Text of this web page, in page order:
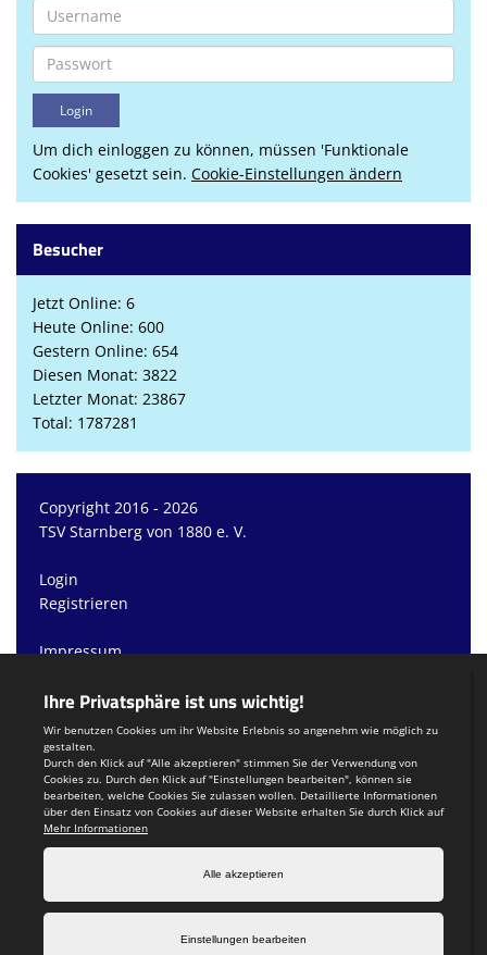
Um dich einloggen zu können, müssen 'Funktionale
Cookies' gesetzt sein. Cookie-Einstellungen ändern
Besucher
Jetzt Online: 6
Heute Online: 600
Gestern Online: 654
Diesen Monat: 3822
Letzter Monat: 23867
Total: 1787281
Copyright 2016 - 2026
TSV Starnberg von 1880 e. V.
Login
Registrieren
Impressum
Teamsports 2
Dein Sportverein online